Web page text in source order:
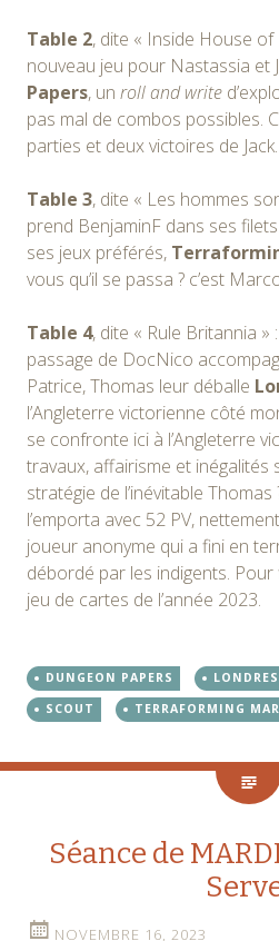
Table 2, dite « Inside House
nouveau jeu pour Nastassia et
Papers, un roll and write
pas mal de combos possibles.
parties et deux victoires de Jack.
Table 3, dite « Les hommes
prend BenjaminF dans ses
ses jeux préférés,
vous qu’il se passa ? c’est
Table 4, dite « Rule Britannia
passage de DocNico
Patrice, Thomas leur déballe
l’Angleterre victorienne côté
se confronte ici à l’Angleterre
travaux, affairisme et inégalités
stratégie de l’inévitable Thomas
l’emporta avec 52 PV,
joueur anonyme qui a fini en
débordé par les indigents.
jeu de cartes de l’année 2023.
DUNGEON PAPERS LONDRES
SCOUT
TERRAFORMING
Séance de
NOVEMBRE 16, 2023